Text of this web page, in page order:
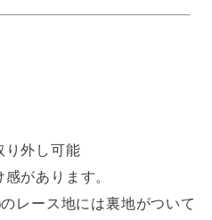
り外し可能
があります。
レース地には裏地がついて